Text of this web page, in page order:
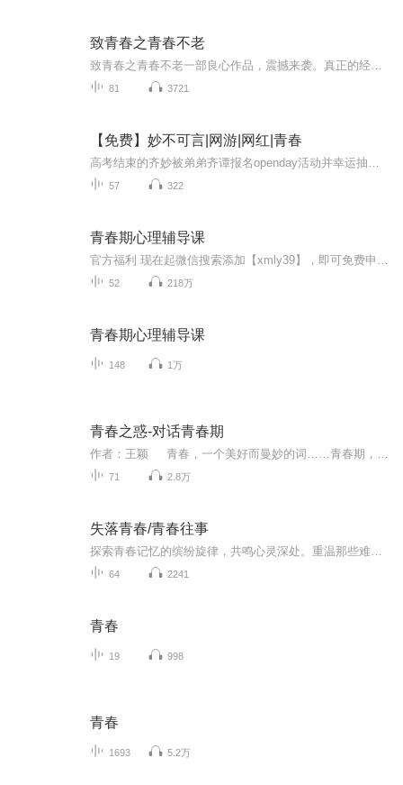
致青春之青春不老
81 3721
【免费】妙不可言|网游|网红|青春
57 322
青春期心理辅导课
52 218万
青春期心理辅导课
148 1万
青春之惑-对话青春期
71 2.8万
失落青春/青春往事
64 2241
青春
19 998
青春
1693 5.2万